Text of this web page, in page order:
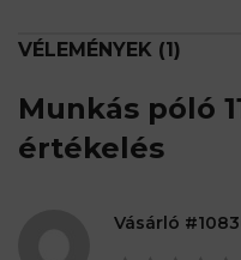
VÉLEMÉNYEK (1)
Munkás póló
értékelés
Vásárló